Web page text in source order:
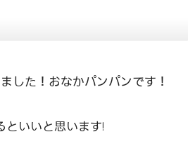
した！おなかパンパンです！
といいと思います!